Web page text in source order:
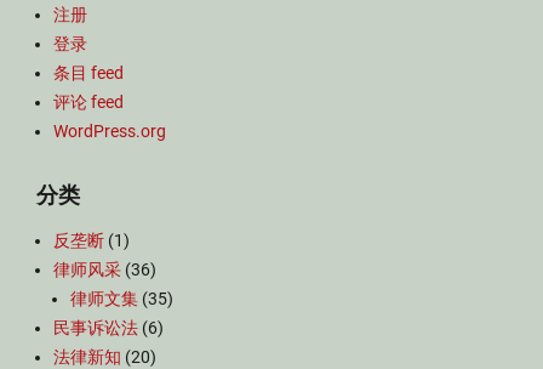
注册
登录
条目 feed
评论 feed
WordPress.org
分类
反垄断 (1)
律师风采 (36)
律师文集 (35)
民事诉讼法 (6)
法律新知 (20)